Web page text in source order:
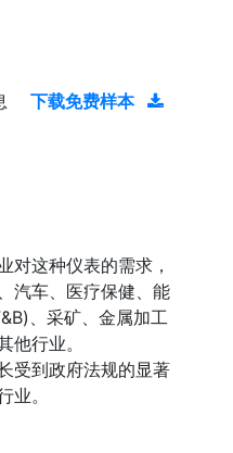
下载免费样本
对这种仪表的需求，
汽车、医疗保健、能
、采矿、金属加工
他行业。
受到政府法规的显著
业。